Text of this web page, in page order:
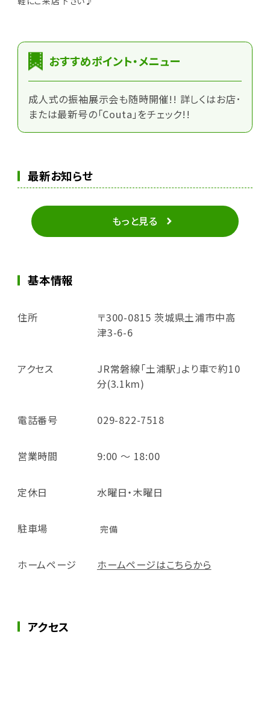
おすすめポイント・メニュー
成人式の振袖展示会も随時開催!! 詳しくはお店･
または最新号の「Couta」をチェック!!
最新お知らせ
もっと見る
基本情報
住所
〒300-0815 茨城県土浦市中高
津3-6-6
アクセス
JR常磐線「土浦駅」より車で約10
分(3.1km)
電話番号 029-822-7518
営業時間 9:00 ～ 18:00
定休日 水曜日・木曜日
駐車場 完備
ホームページ ホームページはこちらから
アクセス